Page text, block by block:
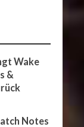
Wake
&
Notes